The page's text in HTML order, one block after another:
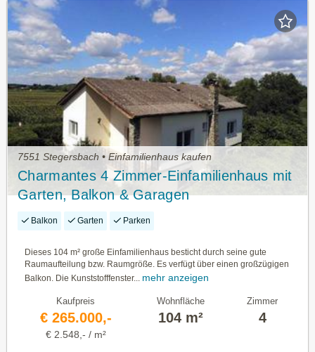
7551 Stegersbach • Einfamilienhaus kaufen
Charmantes 4 Zimmer-Einfamilienhaus mit
Garten, Balkon & Garagen
Balkon Garten Parken
Dieses 104 m² große Einfamilienhaus besticht durch seine gute
Raumaufteilung bzw. Raumgröße. Es verfügt über einen großzügigen
Balkon. Die Kunststofffenster... mehr anzeigen
Kaufpreis
€ 265.000,-
€ 2.548,- / m²
Wohnfläche
104 m²
Zimmer
4